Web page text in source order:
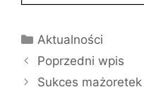
Kategorie
Aktualności
Poprzedni wpis
Sukces